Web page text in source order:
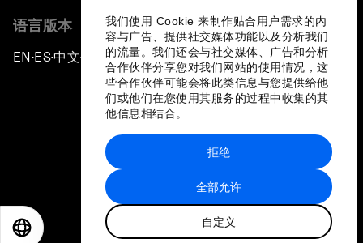
我们使用 Cookie 来制作贴合用户需求的内
容与广告、提供社交媒体功能以及分析我们
的流量。我们还会与社交媒体、广告和分析
合作伙伴分享您对我们网站的使用情况，这
些合作伙伴可能会将此类信息与您提供给他
们或他们在您使用其服务的过程中收集的其
他信息相结合。
全部允许
自定义
拒绝
语言版本
EN ▪ES▪中文▪ 日本語
站点地图
世界经济论坛